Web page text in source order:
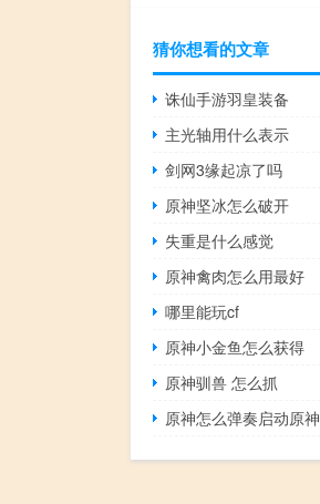
猜你想看的文章
诛仙手游羽皇装备
主光轴用什么表示
剑网3缘起凉了吗
原神坚冰怎么破开
失重是什么感觉
原神禽肉怎么用最好
哪里能玩cf
原神小金鱼怎么获得
原神驯兽 怎么抓
原神怎么弹奏启动原